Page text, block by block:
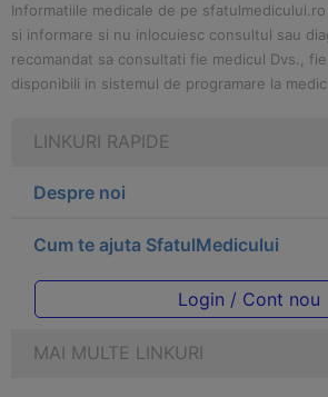
Informatiile medicale de pe
si informare si nu inlocuiesc consultul sau
recomandat sa consultati fie medicul Dvs.,
disponibili in sistemul de programare la medic
LINKURI RAPIDE
Despre noi
Cum te ajuta SfatulMedicului
Login / Cont nou
MAI MULTE LINKURI